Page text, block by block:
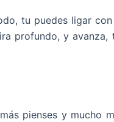
tu puedes ligar
profundo, y avanza,
pienses y mucho